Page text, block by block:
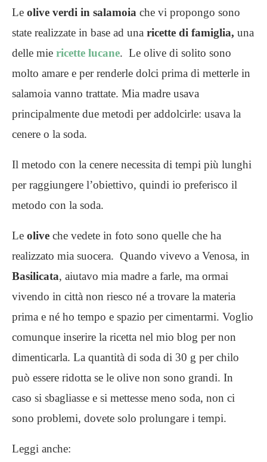
Le olive verdi in salamoia che vi propongo sono
state realizzate in base ad una ricette di famiglia, una
delle mie ricette lucane. Le olive di solito sono
molto amare e per renderle dolci prima di metterle in
salamoia vanno trattate. Mia madre usava
principalmente due metodi per addolcirle: usava la
cenere o la soda.
Il metodo con la cenere necessita di tempi più lunghi
per raggiungere l’obiettivo, quindi io preferisco il
metodo con la soda.
Le olive che vedete in foto sono quelle che ha
realizzato mia suocera. Quando vivevo a Venosa, in
Basilicata, aiutavo mia madre a farle, ma ormai
vivendo in città non riesco né a trovare la materia
prima e né ho tempo e spazio per cimentarmi. Voglio
comunque inserire la ricetta nel mio blog per non
dimenticarla. La quantità di soda di 30 g per chilo
può essere ridotta se le olive non sono grandi. In
caso si sbagliasse e si mettesse meno soda, non ci
sono problemi, dovete solo prolungare i tempi.
Leggi anche: